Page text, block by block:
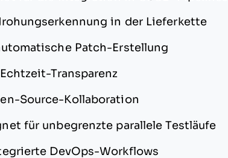
in der Lieferkette
Patch-Erstellung
Transparenz
Source-Kollaboration
für unbegrenzte parallele Testläufe
DevOps-Workflows